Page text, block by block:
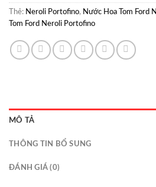
Thẻ: Neroli Portofino, Nước Hoa Tom Ford
Tom Ford Neroli Portofino
MÔ TẢ
THÔNG TIN BỔ SUNG
ĐÁNH GIÁ (0)